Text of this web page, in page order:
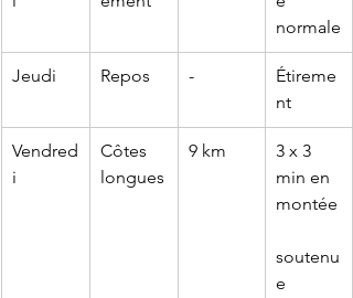
normale
Jeudi Repos -
Étireme
nt
Vendred
i
Côtes
longues
9 km
3 x 3
min en
montée
soutenu
e